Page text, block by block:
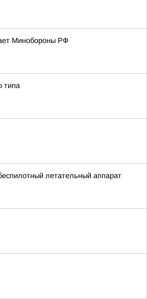
Минобороны РФ
типа
летательный аппарат